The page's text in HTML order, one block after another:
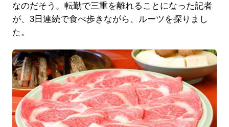
なのだそう。転勤で三重を離れることになった記者
が、3日連続で食べ歩きながら、ルーツを探りまし
た。